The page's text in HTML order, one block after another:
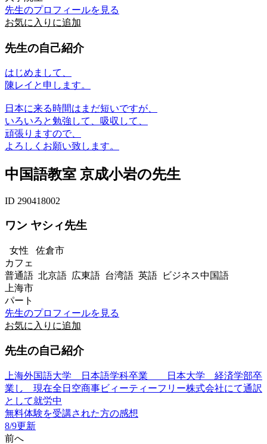
先生のプロフィールを見る
お気に入りに追加
先生の自己紹介
はじめまして、
陳レイと申します。
日本に来る時間はまだ短いですが、
いろいろと勉強して、吸収して、
頑張りますので、
よろしくお願い致します。
中国語教室 京成小岩の先生
ID 290418002
ワン ヤシィ先生
女性 佐倉市
カフェ
普通語 北京語 広東語 台湾語 英語 ビジネス中国語
上海市
パート
先生のプロフィールを見る
お気に入りに追加
先生の自己紹介
上海外国語大学 日本語学科卒業 日本大学 経済学部卒
業し 現在全日空商事ビィーティーフリー株式会社にて通訳
として就労中
無料体験を受講された方の感想
8/9更新
前へ